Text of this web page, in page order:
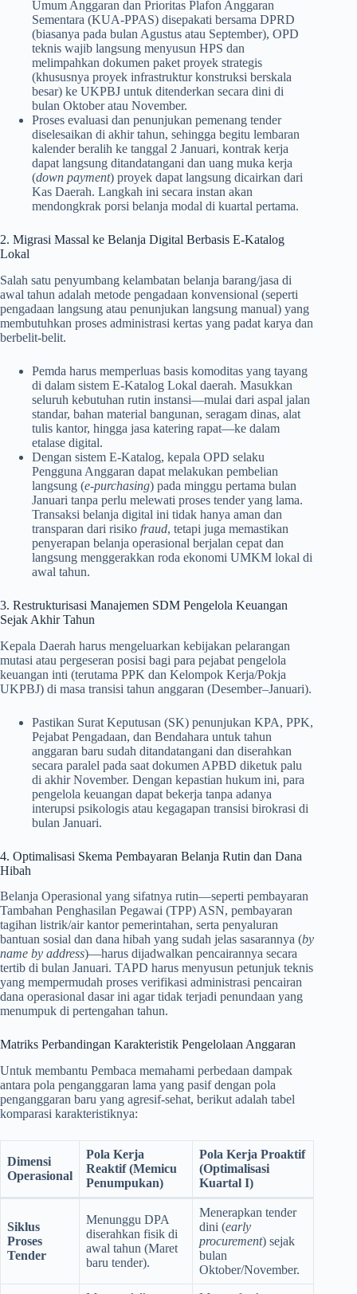
Umum Anggaran dan Prioritas Plafon Anggaran
Sementara (KUA-PPAS) disepakati bersama DPRD
(biasanya pada bulan Agustus atau September), OPD
teknis wajib langsung menyusun HPS dan
melimpahkan dokumen paket proyek strategis
(khususnya proyek infrastruktur konstruksi berskala
besar) ke UKPBJ untuk ditenderkan secara dini di
bulan Oktober atau November.
Proses evaluasi dan penunjukan pemenang tender
diselesaikan di akhir tahun, sehingga begitu lembaran
kalender beralih ke tanggal 2 Januari, kontrak kerja
dapat langsung ditandatangani dan uang muka kerja
(down payment) proyek dapat langsung dicairkan dari
Kas Daerah. Langkah ini secara instan akan
mendongkrak porsi belanja modal di kuartal pertama.
2. Migrasi Massal ke Belanja Digital Berbasis E-Katalog
Lokal
Salah satu penyumbang kelambatan belanja barang/jasa di
awal tahun adalah metode pengadaan konvensional (seperti
pengadaan langsung atau penunjukan langsung manual) yang
membutuhkan proses administrasi kertas yang padat karya dan
berbelit-belit.
Pemda harus memperluas basis komoditas yang tayang
di dalam sistem E-Katalog Lokal daerah. Masukkan
seluruh kebutuhan rutin instansi—mulai dari aspal jalan
standar, bahan material bangunan, seragam dinas, alat
tulis kantor, hingga jasa katering rapat—ke dalam
etalase digital.
Dengan sistem E-Katalog, kepala OPD selaku
Pengguna Anggaran dapat melakukan pembelian
langsung (e-purchasing) pada minggu pertama bulan
Januari tanpa perlu melewati proses tender yang lama.
Transaksi belanja digital ini tidak hanya aman dan
transparan dari risiko fraud, tetapi juga memastikan
penyerapan belanja operasional berjalan cepat dan
langsung menggerakkan roda ekonomi UMKM lokal di
awal tahun.
3. Restrukturisasi Manajemen SDM Pengelola Keuangan
Sejak Akhir Tahun
Kepala Daerah harus mengeluarkan kebijakan pelarangan
mutasi atau pergeseran posisi bagi para pejabat pengelola
keuangan inti (terutama PPK dan Kelompok Kerja/Pokja
UKPBJ) di masa transisi tahun anggaran (Desember–Januari).
Pastikan Surat Keputusan (SK) penunjukan KPA, PPK,
Pejabat Pengadaan, dan Bendahara untuk tahun
anggaran baru sudah ditandatangani dan diserahkan
secara paralel pada saat dokumen APBD diketuk palu
di akhir November. Dengan kepastian hukum ini, para
pengelola keuangan dapat bekerja tanpa adanya
interupsi psikologis atau kegagapan transisi birokrasi di
bulan Januari.
4. Optimalisasi Skema Pembayaran Belanja Rutin dan Dana
Hibah
Belanja Operasional yang sifatnya rutin—seperti pembayaran
Tambahan Penghasilan Pegawai (TPP) ASN, pembayaran
tagihan listrik/air kantor pemerintahan, serta penyaluran
bantuan sosial dan dana hibah yang sudah jelas sasarannya (by
name by address)—harus dijadwalkan pencairannya secara
tertib di bulan Januari. TAPD harus menyusun petunjuk teknis
yang mempermudah proses verifikasi administrasi pencairan
dana operasional dasar ini agar tidak terjadi penundaan yang
menumpuk di pertengahan tahun.
Matriks Perbandingan Karakteristik Pengelolaan Anggaran
Untuk membantu Pembaca memahami perbedaan dampak
antara pola penganggaran lama yang pasif dengan pola
penganggaran baru yang agresif-sehat, berikut adalah tabel
komparasi karakteristiknya:
Dimensi
Operasional
Pola Kerja
Reaktif (Memicu
Penumpukan)
Pola Kerja Proaktif
(Optimalisasi
Kuartal I)
Siklus
Proses
Tender
Menunggu DPA
diserahkan fisik di
awal tahun (Maret
baru tender).
Menerapkan tender
dini (early
procurement) sejak
bulan
Oktober/November.